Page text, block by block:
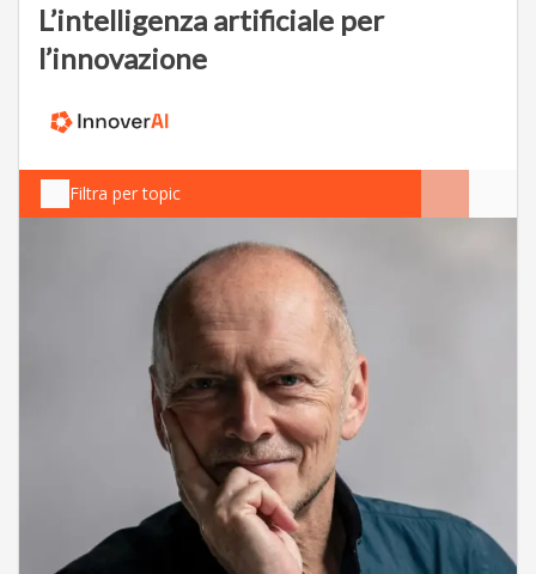
L’intelligenza artificiale per
l’innovazione
Filtra per topic